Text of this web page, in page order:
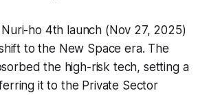
ho 4th launch (Nov 27, 2025)
to the New Space era. The
the high-risk tech, setting a
it to the Private Sector